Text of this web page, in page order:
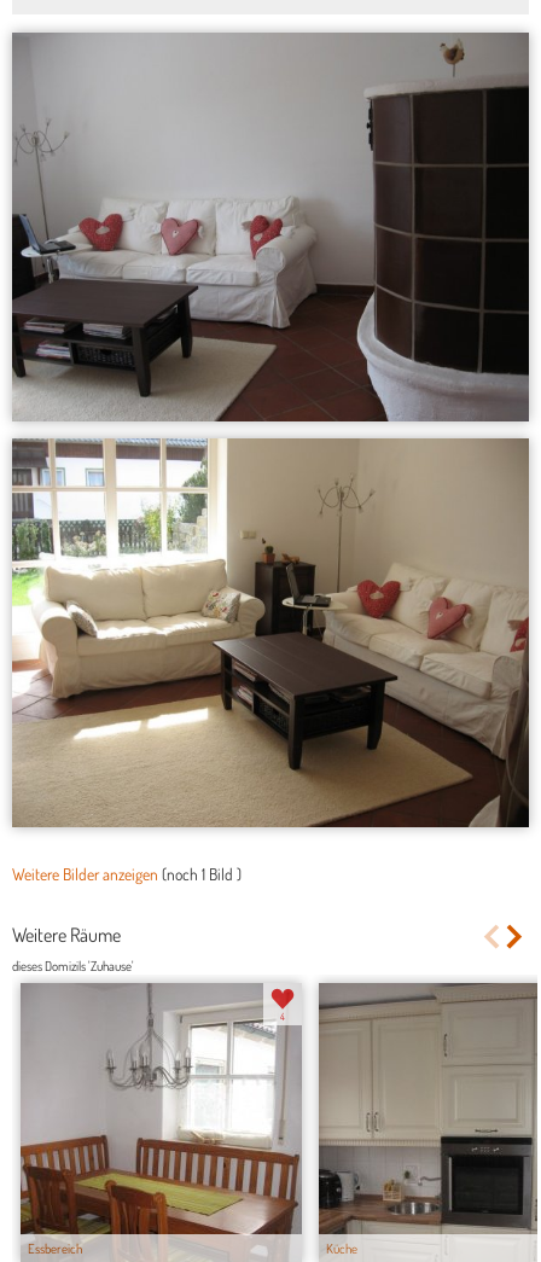
Weitere Bilder anzeigen (noch 1 Bild )
Weitere Räume
dieses Domizils 'Zuhause'
Essbereich
4
Küche